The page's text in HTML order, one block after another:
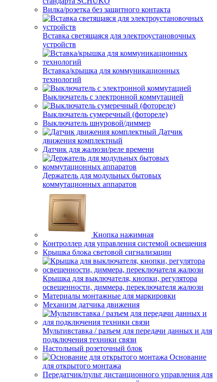
Вилка/розетка без защитного контакта
Вставка светящаяся для электроустановочных
устройств
Вставка/крышка для коммуникационных
технологий
Выключатель с электронной коммутацией
Выключатель сумеречный (фотореле)
Выключатель шнуровой/диммер
Датчик
движения комплектный
Датчик для жалюзи/реле времени
Держатель для модульных бытовых
коммутационных аппаратов
Кнопка нажимная
Контроллер для управления системой освещения
Крышка блока световой сигнализации
Крышка для выключателя, кнопки, регулятора
освещенности, диммера, переключателя жалюзи
Материалы монтажные для маркировки
Механизм датчика движения
Мультивставка / разъем для передачи данных и для
подключения техники связи
Настольный розеточный блок
Основание
для открытого монтажа
Передатчик/пульт дистанционного управления для